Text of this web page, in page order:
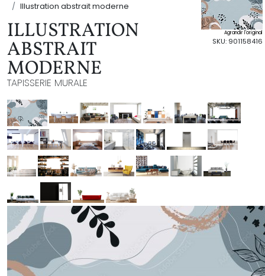
Illustration abstrait moderne
ILLUSTRATION
ABSTRAIT
MODERNE
TAPISSERIE MURALE
Agrandir l'original
SKU: 901158416